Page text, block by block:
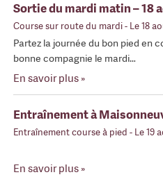
Sortie du mardi matin – 18
Course sur route du mardi- Le 18
Partez la journée du bon pied en
bonne compagnie le mardi…
En savoir plus »
Entraînement à
Entraînement course à pied - Le 19
En savoir plus »